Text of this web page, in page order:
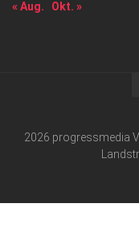
« Aug.
Okt. »
2026 progressmedia